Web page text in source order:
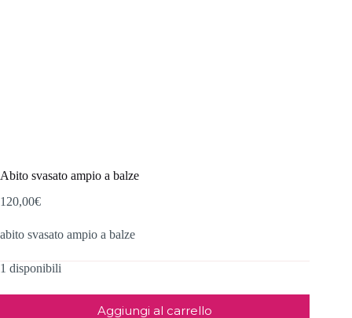
Abito svasato ampio a balze
120,00€
abito svasato ampio a balze
1 disponibili
Aggiungi al carrello